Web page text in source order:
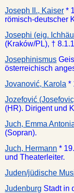
Joseph II., Kaiser *
römisch-deutscher
Josephi (eig.
(Kraków/PL), †
Josephinismus
österreichisch
Jovanović, Karola *
Jozefović
(HR). Dirigent und
Juch, Emma
(Sopran).
Juch, Hermann *
und Theaterleiter.
Juden/jüdische
Judenburg Stadt in